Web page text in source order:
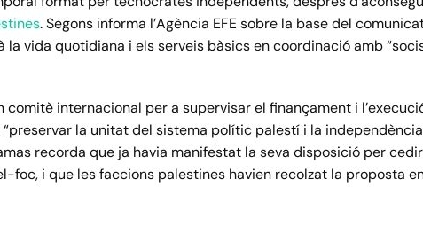
. Segons informa l’Agència EFE sobre la base del
vida quotidiana i els serveis bàsics en coordinació amb
comitè internacional per a supervisar el finançament i
la unitat del sistema polític palestí i la
recorda que ja havia manifestat la seva disposició per
foc, i que les faccions palestines havien recolzat la proposta